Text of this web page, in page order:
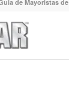
de Mayoristas